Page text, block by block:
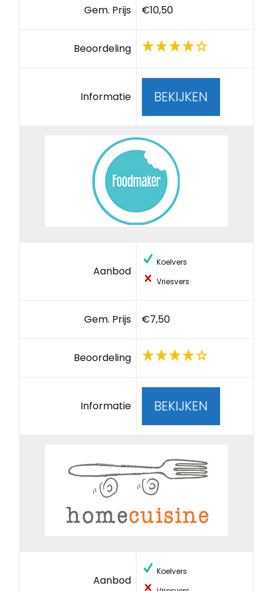
Gem. Prijs €10,50
Beoordeling
Informatie BEKIJKEN
Aanbod
Koelvers
Vriesvers
Gem. Prijs €7,50
Beoordeling
Informatie BEKIJKEN
Aanbod
Koelvers